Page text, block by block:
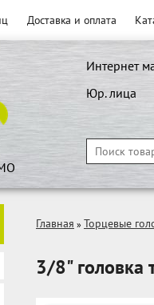
Доставка и оплата
Интернет
Юр. лица
Главная » Торцевые
3/8" головка